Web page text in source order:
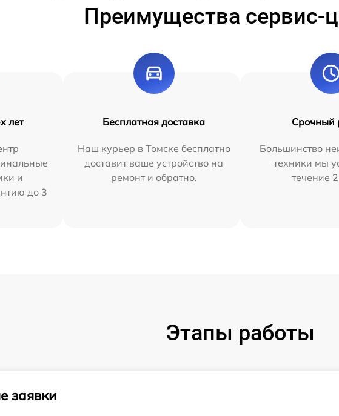
Преимущества сервис-
лет
и
до 3
Бесплатная доставка
Наш курьер в Томске бесплатно
доставит ваше устройство на
ремонт и обратно.
Срочный
Большинство
техники мы
течение
Этапы работы
заявки